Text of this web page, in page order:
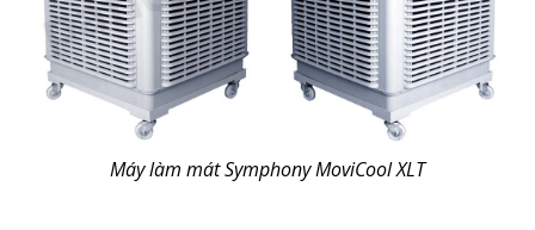
Máy làm mát Symphony MoviCool XLT